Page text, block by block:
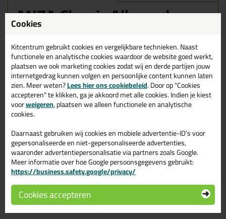
ANZA Classic Allround
Platte Kwast in 1,5 inch
(40mm breed)
Bestel de ANZA Classic Allround Platte Kwast in 1,5 inch (40mm
breed) vandaag nog! Vandaag besteld = morgen in huis.
Wil je meer weten over de toepassing en kenmerken van dit
product?Lees alles over dit product >
Tips & tricks voor ANZA Classic
Allround Platte Kwast
In de volgende blogs wordt dit product gebruikt:
Kimband aanbrengen, hoe doe ik dat?
Gerelateerde producten
Cookies
Kitcentrum gebruikt cookies en vergelijkbare technieken. Naast
functionele en analytische cookies waardoor de website goed werkt,
plaatsen we ook marketing cookies zodat wij en derde partijen jouw
internetgedrag kunnen volgen en persoonlijke content kunnen laten
zien. Meer weten?Lees hier ons cookiebeleid. Door op "Cookies
accepteren" te klikken, ga je akkoord met alle cookies. Indien je kiest
voorweigeren, plaatsen we alleen functionele en analytische
cookies.
Daarnaast gebruiken wij cookies en mobiele advertentie-ID’s voor
gepersonaliseerde en niet-gepersonaliseerde advertenties,
waaronder advertentiepersonalisatie via partners zoals Google.
Meer informatie over hoe Google persoonsgegevens gebruikt:
https://business.safety.google/privacy/
Cookies accepteren